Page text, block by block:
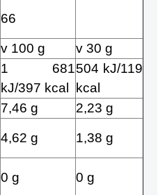
66
v 100 g v 30 g
1 681
kJ/397 kcal
504 kJ/119
kcal
7,46 g
2,23 g
4,62 g 1,38 g
0 g 0 g